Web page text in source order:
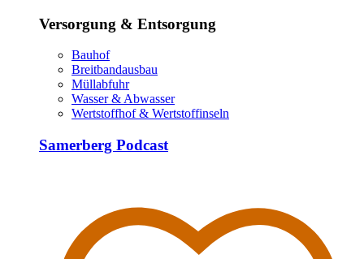
Versorgung & Entsorgung
Bauhof
Breitbandausbau
Müllabfuhr
Wasser & Abwasser
Wertstoffhof & Wertstoffinseln
Samerberg Podcast